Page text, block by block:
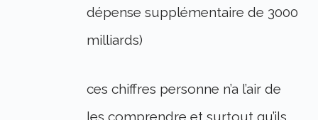
dépense supplémentaire de 3000
milliards)
ces chiffres personne n’a l’air de
les comprendre et surtout qu’ils